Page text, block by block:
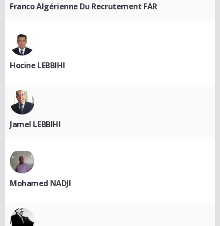
Franco Algérienne Du Recrutement FAR
Hocine LEBBIHI
Jamel LEBBIHI
Mohamed NADJI